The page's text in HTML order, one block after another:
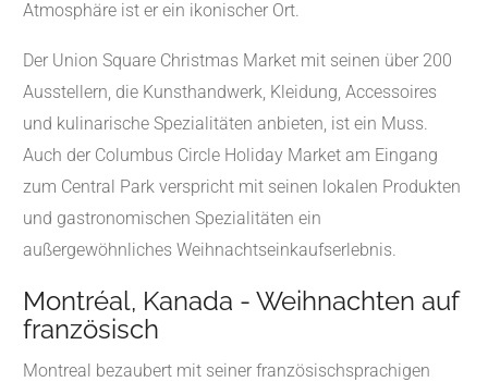
Atmosphäre ist er ein ikonischer Ort.
Der Union Square Christmas Market mit seinen über 200
Ausstellern, die Kunsthandwerk, Kleidung, Accessoires
und kulinarische Spezialitäten anbieten, ist ein Muss.
Auch der Columbus Circle Holiday Market am Eingang
zum Central Park verspricht mit seinen lokalen Produkten
und gastronomischen Spezialitäten ein
außergewöhnliches Weihnachtseinkaufserlebnis.
Montréal, Kanada - Weihnachten auf
französisch
Montreal bezaubert mit seiner französischsprachigen